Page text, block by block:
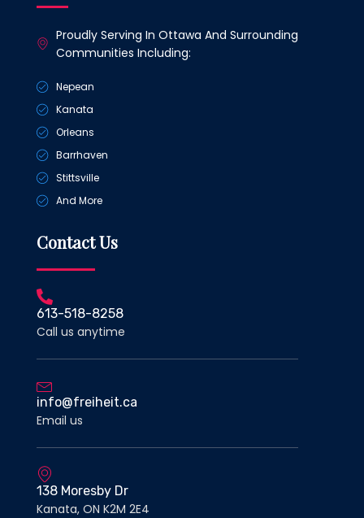
Proudly Serving In Ottawa And Surrounding
Communities Including:
Nepean
Kanata
Orleans
Barrhaven
Stittsville
And More
Contact Us
613-518-8258
Call us anytime
info@freiheit.ca
Email us
138 Moresby Dr
Kanata, ON K2M 2E4